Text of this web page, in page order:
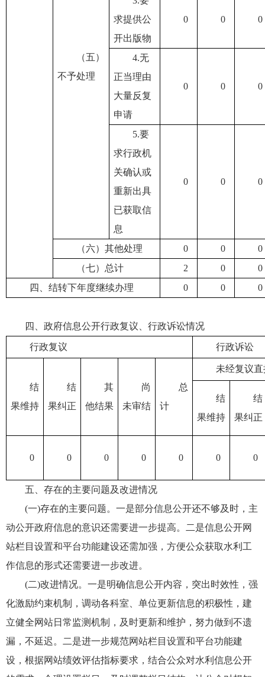
（五）
不予处理
求提供公
开出版物
0 0 0
4.无
正当理由
大量反复
申请
0 0 0
5.要
求行政机
关确认或
重新出具
已获取信
息
0 0 0
（六）其他处理 0 0
0
（七）总计
2 0
0
四、结转下年度继续办理
0 0 0
四、政府信息公开行政复议、行政诉讼情况
行政复议 行政诉讼
结
果维持
结
果纠正
其
他结果
尚
未审结
总
计
未经复议
结
果维持
结
果纠正
0 0 0 0 0 0 0
五、存在的主要问题及改进情况
(一)存在的主要问题。一是部分信息公开还不够及时，主
动公开政府信息的意识还需要进一步提高。二是信息公开网
站栏目设置和平台功能建设还需加强，方便公众获取水利工
作信息的形式还需要进一步改进。
(二)改进情况。一是明确信息公开内容，突出时效性，强
化激励约束机制，调动各科室、单位更新信息的积极性，建
立健全网站日常监测机制，及时更新和维护，努力做到不遗
漏，不延迟。二是进一步规范网站栏目设置和平台功能建
设，根据网站绩效评估指标要求，结合公众对水利信息公开